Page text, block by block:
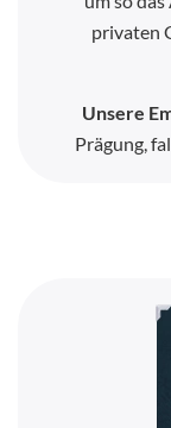
privaten
Unsere
Prägung,